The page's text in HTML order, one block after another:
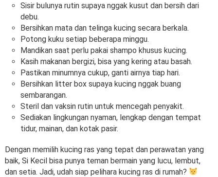
Sisir bulunya rutin supaya nggak kusut dan bersih dari
debu.
Bersihkan mata dan telinga kucing secara berkala.
Potong kuku setiap beberapa minggu.
Mandikan saat perlu pakai shampo khusus kucing.
Kasih makanan bergizi, bisa yang kering atau basah.
Pastikan minumnya cukup, ganti airnya tiap hari.
Bersihkan litter box supaya kucing nggak buang
sembarangan.
Steril dan vaksin rutin untuk mencegah penyakit.
Sediakan lingkungan nyaman, lengkap dengan tempat
tidur, mainan, dan kotak pasir.
Dengan memilih kucing ras yang tepat dan perawatan yang
baik, Si Kecil bisa punya teman bermain yang lucu, lembut,
dan setia. Jadi, udah siap pelihara kucing ras di rumah?